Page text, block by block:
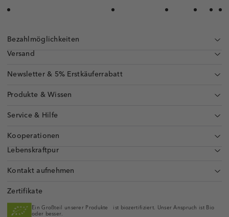
Produkte & Wissen
Service & Hilfe
Kooperationen
Lebenskraftpur
Kontakt aufnehmen
Bezahlmöglichkeiten
Versand
Zertifikate
Ein Großteil unserer Produkte ist biozertifiziert. Unser Anspruch ist Bio
oder besser.
Newsletter & 5% Erstkäuferrabatt